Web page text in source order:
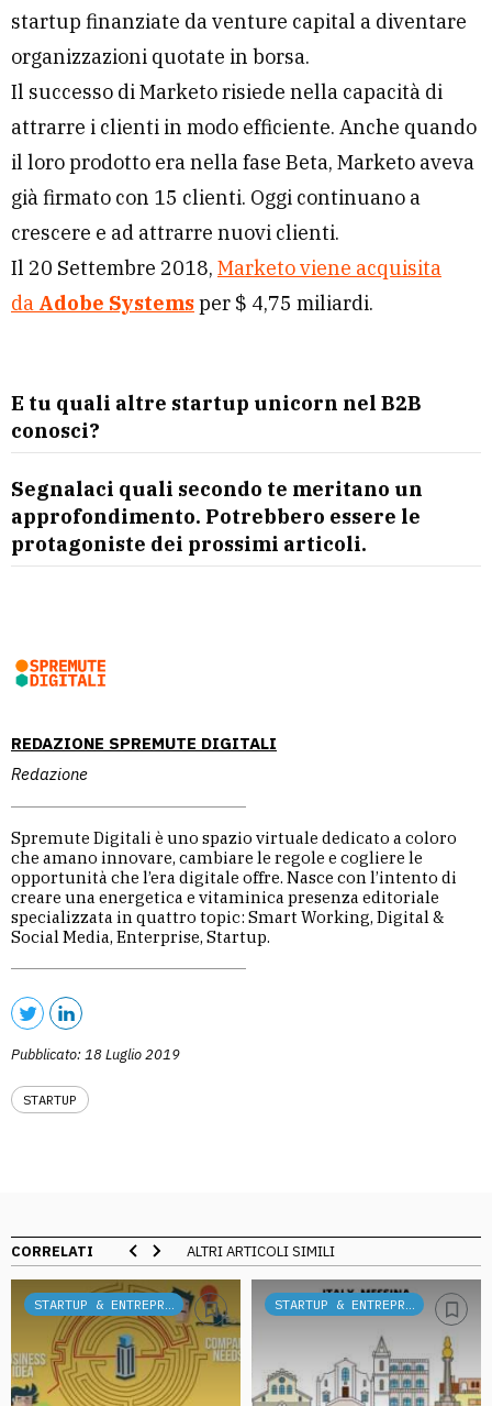
REDAZIONE SPREMUTE DIGITALI
Redazione
Spremute Digitali è uno spazio virtuale dedicato a coloro
che amano innovare, cambiare le regole e cogliere le
opportunità che l’era digitale offre. Nasce con l’intento di
creare una energetica e vitaminica presenza editoriale
specializzata in quattro topic: Smart Working, Digital &
Social Media, Enterprise, Startup.
Pubblicato: 18 Luglio 2019
STARTUP
startup finanziate da venture capital a diventare
organizzazioni quotate in borsa.
Il successo di Marketo risiede nella capacità di
attrarre i clienti in modo efficiente. Anche quando
il loro prodotto era nella fase Beta, Marketo aveva
già firmato con 15 clienti. Oggi continuano a
crescere e ad attrarre nuovi clienti.
Il 20 Settembre 2018, Marketo viene acquisita
da Adobe Systemsper $ 4,75 miliardi.
E tu quali altre startup unicorn nel B2B
conosci?
Segnalaci quali secondo te meritano un
approfondimento. Potrebbero essere le
protagoniste dei prossimi articoli.
CORRELATI ALTRI ARTICOLI SIMILI
STARTUP & ENTREPRENEURSHIP STARTUP & ENTREPRENEURSHIP